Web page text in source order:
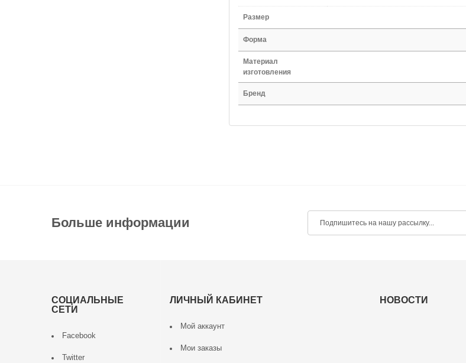
Размер
Форма
Материал
изготовления
Бренд
Больше информации
СОЦИАЛЬНЫЕ
СЕТИ
Facebook
Twitter
ЛИЧНЫЙ КАБИНЕТ
Мой аккаунт
Мои заказы
НОВОСТИ